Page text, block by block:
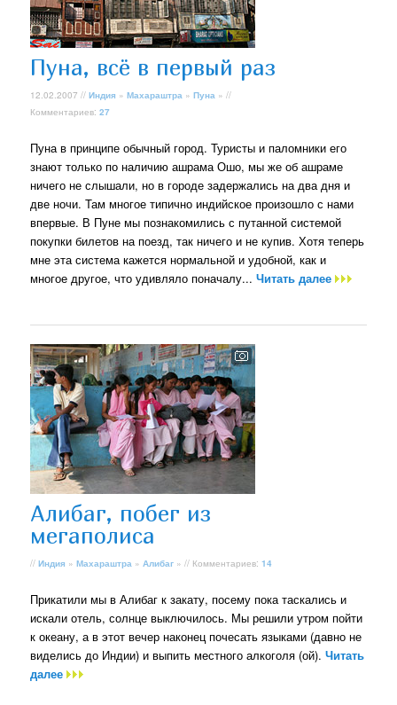
Пуна, всё в первый раз
12.02.2007 //Индия »Махараштра »Пуна » //
Комментариев:27
Пуна в принципе обычный город. Туристы и паломники его
знают только по наличию ашрама Ошо, мы же об ашраме
ничего не слышали, но в городе задержались на два дня и
две ночи. Там многое типично индийское произошло с нами
впервые. В Пуне мы познакомились с путанной системой
покупки билетов на поезд, так ничего и не купив. Хотя теперь
мне эта система кажется нормальной и удобной, как и
многое другое, что удивляло поначалу...Читать далее
Алибаг, побег из
мегаполиса
//Индия »Махараштра »Алибаг » // Комментариев:14
Прикатили мы в Алибаг к закату, посему пока таскались и
искали отель, солнце выключилось. Мы решили утром пойти
к океану, а в этот вечер наконец почесать языками (давно не
виделись до Индии) и выпить местного алкоголя (ой).Читать
далее